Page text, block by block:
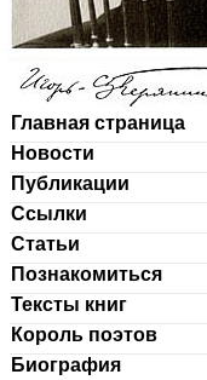
Главная страница
Новости
Публикации
Ссылки
Статьи
Познакомиться
Тексты книг
Король поэтов
Биография